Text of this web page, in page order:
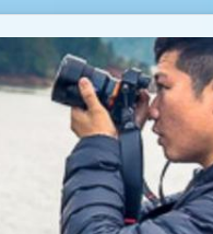
或者旅遊相關優惠資訊分
種必吃美食、必買伴手禮等
、優惠
上類別，例如 #美食 #旅遊
論無關話題